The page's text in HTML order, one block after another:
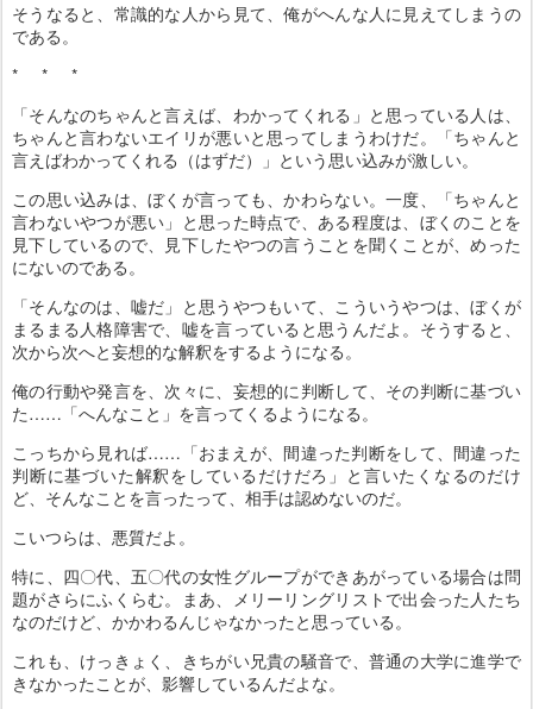
そうなると、常識的な人から見て、俺がへんな人に見えてしまうの
である。
* * *
「そんなのちゃんと言えば、わかってくれる」と思っている人は、
ちゃんと言わないエイリが悪いと思ってしまうわけだ。「ちゃんと
言えばわかってくれる（はずだ）」という思い込みが激しい。
この思い込みは、ぼくが言っても、かわらない。一度、「ちゃんと
言わないやつが悪い」と思った時点で、ある程度は、ぼくのことを
見下しているので、見下したやつの言うことを聞くことが、めった
にないのである。
「そんなのは、嘘だ」と思うやつもいて、こういうやつは、ぼくが
まるまる人格障害で、嘘を言っていると思うんだよ。そうすると、
次から次へと妄想的な解釈をするようになる。
俺の行動や発言を、次々に、妄想的に判断して、その判断に基づい
た……「へんなこと」を言ってくるようになる。
こっちから見れば……「おまえが、間違った判断をして、間違った
判断に基づいた解釈をしているだけだろ」と言いたくなるのだけ
ど、そんなことを言ったって、相手は認めないのだ。
こいつらは、悪質だよ。
特に、四〇代、五〇代の女性グループができあがっている場合は問
題がさらにふくらむ。まあ、メリーリングリストで出会った人たち
なのだけど、かかわるんじゃなかったと思っている。
これも、けっきょく、きちがい兄貴の騒音で、普通の大学に進学で
きなかったことが、影響しているんだよな。